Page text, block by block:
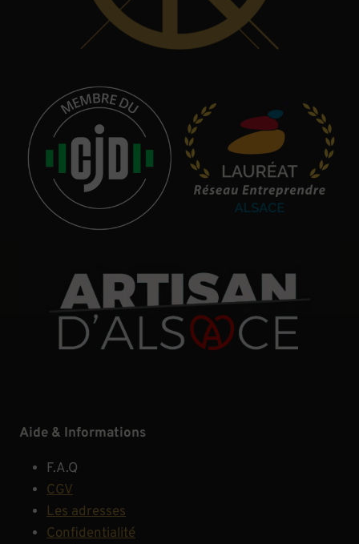
Aide & Informations
F.A.Q
CGV
Les adresses
Confidentialité